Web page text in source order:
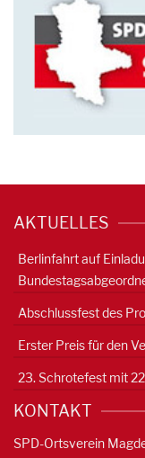
AKTUELLES
Berlinfahrt auf
Abschlussfest des
Erster Preis für den
23. Schrotefest mit
KONTAKT
SPD-Ortsverein